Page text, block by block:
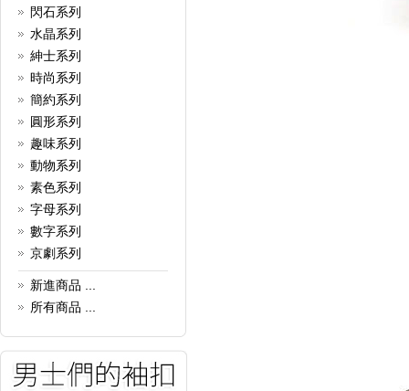
詳細
夏日優惠
所有袖口鈕一律7折
詳細
袖口鈕，你知多少？
袖口鈕歷史!
閃石系列
水晶系列
紳士系列
時尚系列
簡約系列
圓形系列
趣味系列
動物系列
素色系列
字母系列
數字系列
京劇系列
新進商品 ...
所有商品 ...